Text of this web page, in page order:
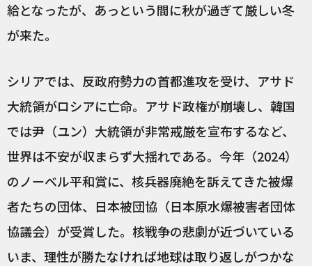
給となったが、あっという間に秋が過ぎて厳しい冬
が来た。
シリアでは、反政府勢力の首都進攻を受け、アサド
大統領がロシアに亡命。アサド政権が崩壊し、韓国
では尹（ユン）大統領が非常戒厳を宣布するなど、
世界は不安が収まらず大揺れである。今年（2024）
のノーベル平和賞に、核兵器廃絶を訴えてきた被爆
者たちの団体、日本被団協（日本原水爆被害者団体
協議会）が受賞した。核戦争の悲劇が近づいている
いま、理性が勝たなければ地球は取り返しがつかな